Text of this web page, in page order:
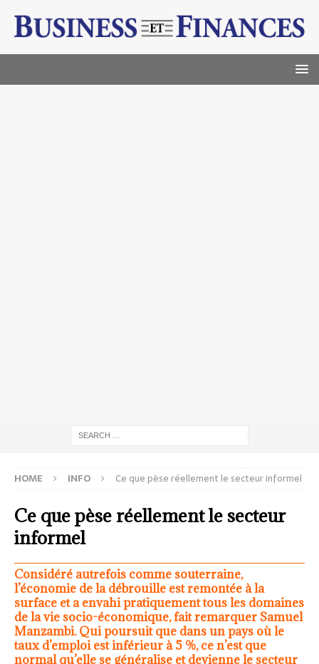
HOME INFO Ce que pèse réellement le secteur informel
Ce que pèse réellement le secteur
informel
Considéré autrefois comme souterraine,
l’économie de la débrouille est remontée à la
surface et a envahi pratiquement tous les domaines
de la vie socio-économique, fait remarquer Samuel
Manzambi. Qui poursuit que dans un pays où le
taux d’emploi est inférieur à 5 %, ce n’est que
normal qu’elle se généralise et devienne le secteur